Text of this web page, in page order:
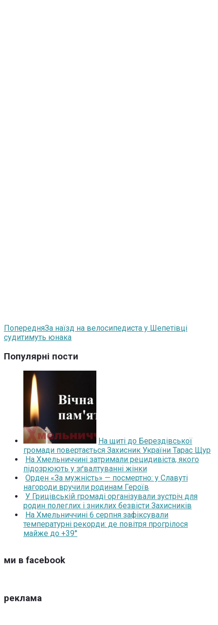
ПопередняЗа наїзд на велосипедиста у Шепетівці
судитимуть юнака
Популярні пости
На щиті до Берездівської
громади повертається Захисник України Тарас Щур
На Хмельниччині затримали рецидивіста, якого
підозрюють у зґвалтуванні жінки
Орден «За мужність» — посмертно: у Славуті
нагороди вручили родинам Героїв
У Грицівській громаді організували зустріч для
родин полеглих і зниклих безвісти Захисників
На Хмельниччині 6 серпня зафіксували
температурні рекорди: де повітря прогрілося
майже до +39°
ми в facebook
реклама